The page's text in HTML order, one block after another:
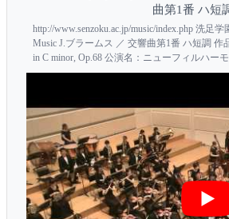
曲第1番 ハ短
http://www.senzoku.ac.jp/music/index.php 洗足
Music J.ブラームス ／ 交響曲第1番 ハ短調 作
in C minor, Op.68 公演名：ニューフィルハーモ